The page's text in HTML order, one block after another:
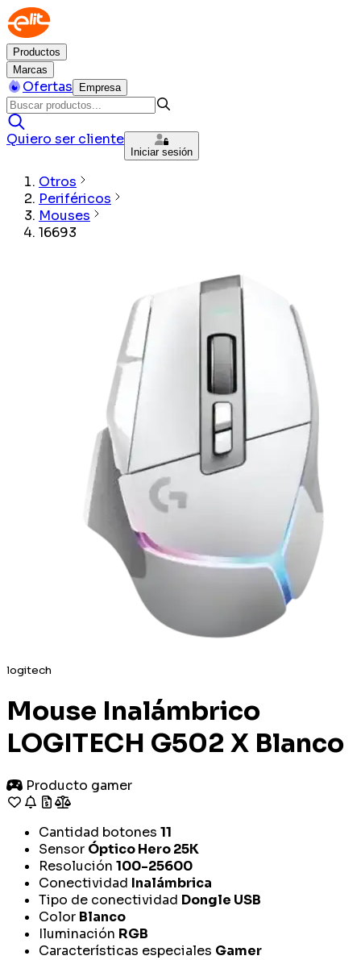
Productos
Marcas
Ofertas Empresa
Quiero ser cliente
Iniciar sesión
Otros
Periféricos
Mouses
16693
logitech
Mouse Inalámbrico
LOGITECH G502 X Blanco
Producto gamer
Cantidad botones 11
Sensor Óptico Hero 25K
Resolución 100-25600
Conectividad Inalámbrica
Tipo de conectividad Dongle USB
Color Blanco
Iluminación RGB
Características especiales Gamer